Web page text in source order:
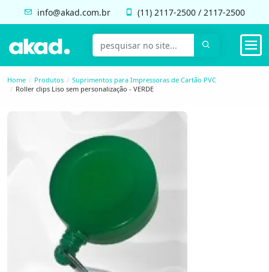
info@akad.com.br (11) 2117-2500 / 2117-2500
Home Produtos
Suprimentos para Impressoras de Cartão PVC
Roller clips Liso sem personalização - VERDE